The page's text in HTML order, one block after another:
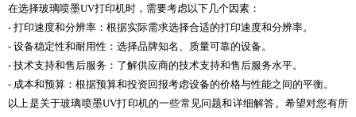
在选择玻璃喷墨UV打印机时，需要考虑以下几个因素：
- 打印速度和分辨率：根据实际需求选择合适的打印速度和分辨率。
- 设备稳定性和耐用性：选择品牌知名、质量可靠的设备。
- 技术支持和售后服务：了解供应商的技术支持和售后服务水平。
- 成本和预算：根据预算和投资回报考虑设备的价格与性能之间的平衡。
以上是关于玻璃喷墨UV打印机的一些常见问题和详细解答。希望对您有所